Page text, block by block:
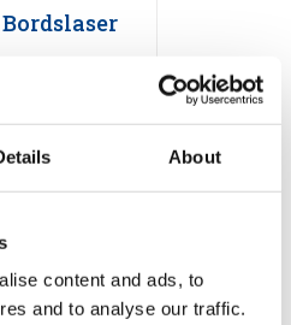
About
content and ads, to
and to analyse our traffic.
Bordslaser
Detaljer